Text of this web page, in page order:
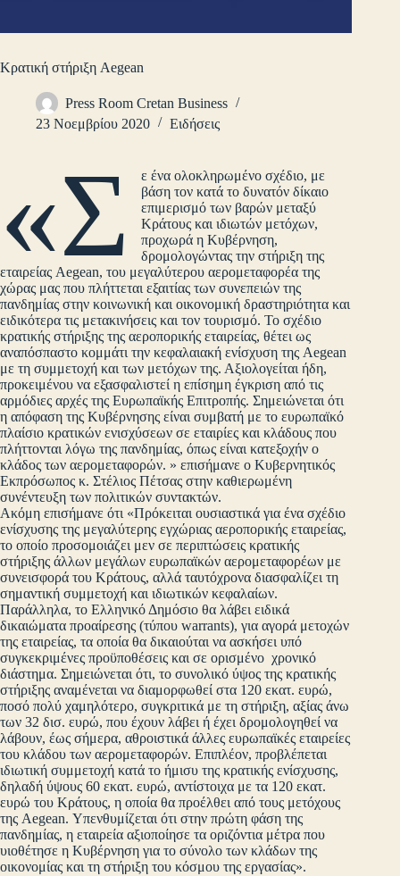
Κρατική στήριξη Aegean
Press Room Cretan Business
23 Νοεμβρίου 2020
Ειδήσεις
«Σ
ε ένα ολοκληρωμένο σχέδιο, με
βάση τον κατά το δυνατόν δίκαιο
επιμερισμό των βαρών μεταξύ
Κράτους και ιδιωτών μετόχων,
προχωρά η Κυβέρνηση,
δρομολογώντας την στήριξη της
εταιρείας Aegean, του μεγαλύτερου αερομεταφορέα της
χώρας μας που πλήττεται εξαιτίας των συνεπειών της
πανδημίας στην κοινωνική και οικονομική δραστηριότητα και
ειδικότερα τις μετακινήσεις και τον τουρισμό. Το σχέδιο
κρατικής στήριξης της αεροπορικής εταιρείας, θέτει ως
αναπόσπαστο κομμάτι την κεφαλαιακή ενίσχυση της Aegean
με τη συμμετοχή και των μετόχων της. Αξιολογείται ήδη,
προκειμένου να εξασφαλιστεί η επίσημη έγκριση από τις
αρμόδιες αρχές της Ευρωπαϊκής Επιτροπής. Σημειώνεται ότι
η απόφαση της Κυβέρνησης είναι συμβατή με το ευρωπαϊκό
πλαίσιο κρατικών ενισχύσεων σε εταιρίες και κλάδους που
πλήττονται λόγω της πανδημίας, όπως είναι κατεξοχήν ο
κλάδος των αερομεταφορών. » επισήμανε ο Κυβερνητικός
Εκπρόσωπος κ. Στέλιος Πέτσας στην καθιερωμένη
συνέντευξη των πολιτικών συντακτών.
Ακόμη επισήμανε ότι «Πρόκειται ουσιαστικά για ένα σχέδιο
ενίσχυσης της μεγαλύτερης εγχώριας αεροπορικής εταιρείας,
το οποίο προσομοιάζει μεν σε περιπτώσεις κρατικής
στήριξης άλλων μεγάλων ευρωπαϊκών αερομεταφορέων με
συνεισφορά του Κράτους, αλλά ταυτόχρονα διασφαλίζει τη
σημαντική συμμετοχή και ιδιωτικών κεφαλαίων.
Παράλληλα, το Ελληνικό Δημόσιο θα λάβει ειδικά
δικαιώματα προαίρεσης (τύπου warrants), για αγορά μετοχών
της εταιρείας, τα οποία θα δικαιούται να ασκήσει υπό
συγκεκριμένες προϋποθέσεις και σε ορισμένο χρονικό
διάστημα. Σημειώνεται ότι, το συνολικό ύψος της κρατικής
στήριξης αναμένεται να διαμορφωθεί στα 120 εκατ. ευρώ,
ποσό πολύ χαμηλότερο, συγκριτικά με τη στήριξη, αξίας άνω
των 32 δισ. ευρώ, που έχουν λάβει ή έχει δρομολογηθεί να
λάβουν, έως σήμερα, αθροιστικά άλλες ευρωπαϊκές εταιρείες
του κλάδου των αερομεταφορών. Επιπλέον, προβλέπεται
ιδιωτική συμμετοχή κατά το ήμισυ της κρατικής ενίσχυσης,
δηλαδή ύψους 60 εκατ. ευρώ, αντίστοιχα με τα 120 εκατ.
ευρώ του Κράτους, η οποία θα προέλθει από τους μετόχους
της Aegean. Υπενθυμίζεται ότι στην πρώτη φάση της
πανδημίας, η εταιρεία αξιοποίησε τα οριζόντια μέτρα που
υιοθέτησε η Κυβέρνηση για το σύνολο των κλάδων της
οικονομίας και τη στήριξη του κόσμου της εργασίας».